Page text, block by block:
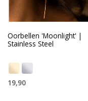
Oorbellen 'Moonlight' |
Stainless Steel
19,90